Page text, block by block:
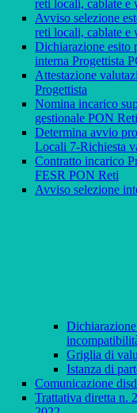
reti locali, cablate e
Avviso selezione
reti locali, cablate e
Dichiarazione esito
interna Progettista
Attestazione
Progettista
Nomina incarico
gestionale PON Reti
Determina avvio
Locali 7-Richiesta
Contratto incarico
FESR PON Reti
Avviso selezione
Dichiarazione
Griglia di
Istanza di
Comunicazione
Trattativa diretta n.